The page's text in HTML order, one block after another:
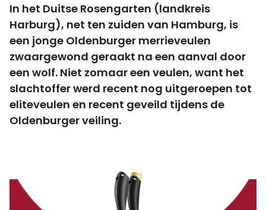
In het Duitse Rosengarten (landkreis
Harburg), net ten zuiden van Hamburg, is
een jonge Oldenburger merrieveulen
zwaargewond geraakt na een aanval door
een wolf. Niet zomaar een veulen, want het
slachtoffer werd recent nog uitgeroepen tot
eliteveulen en recent geveild tijdens de
Oldenburger veiling.